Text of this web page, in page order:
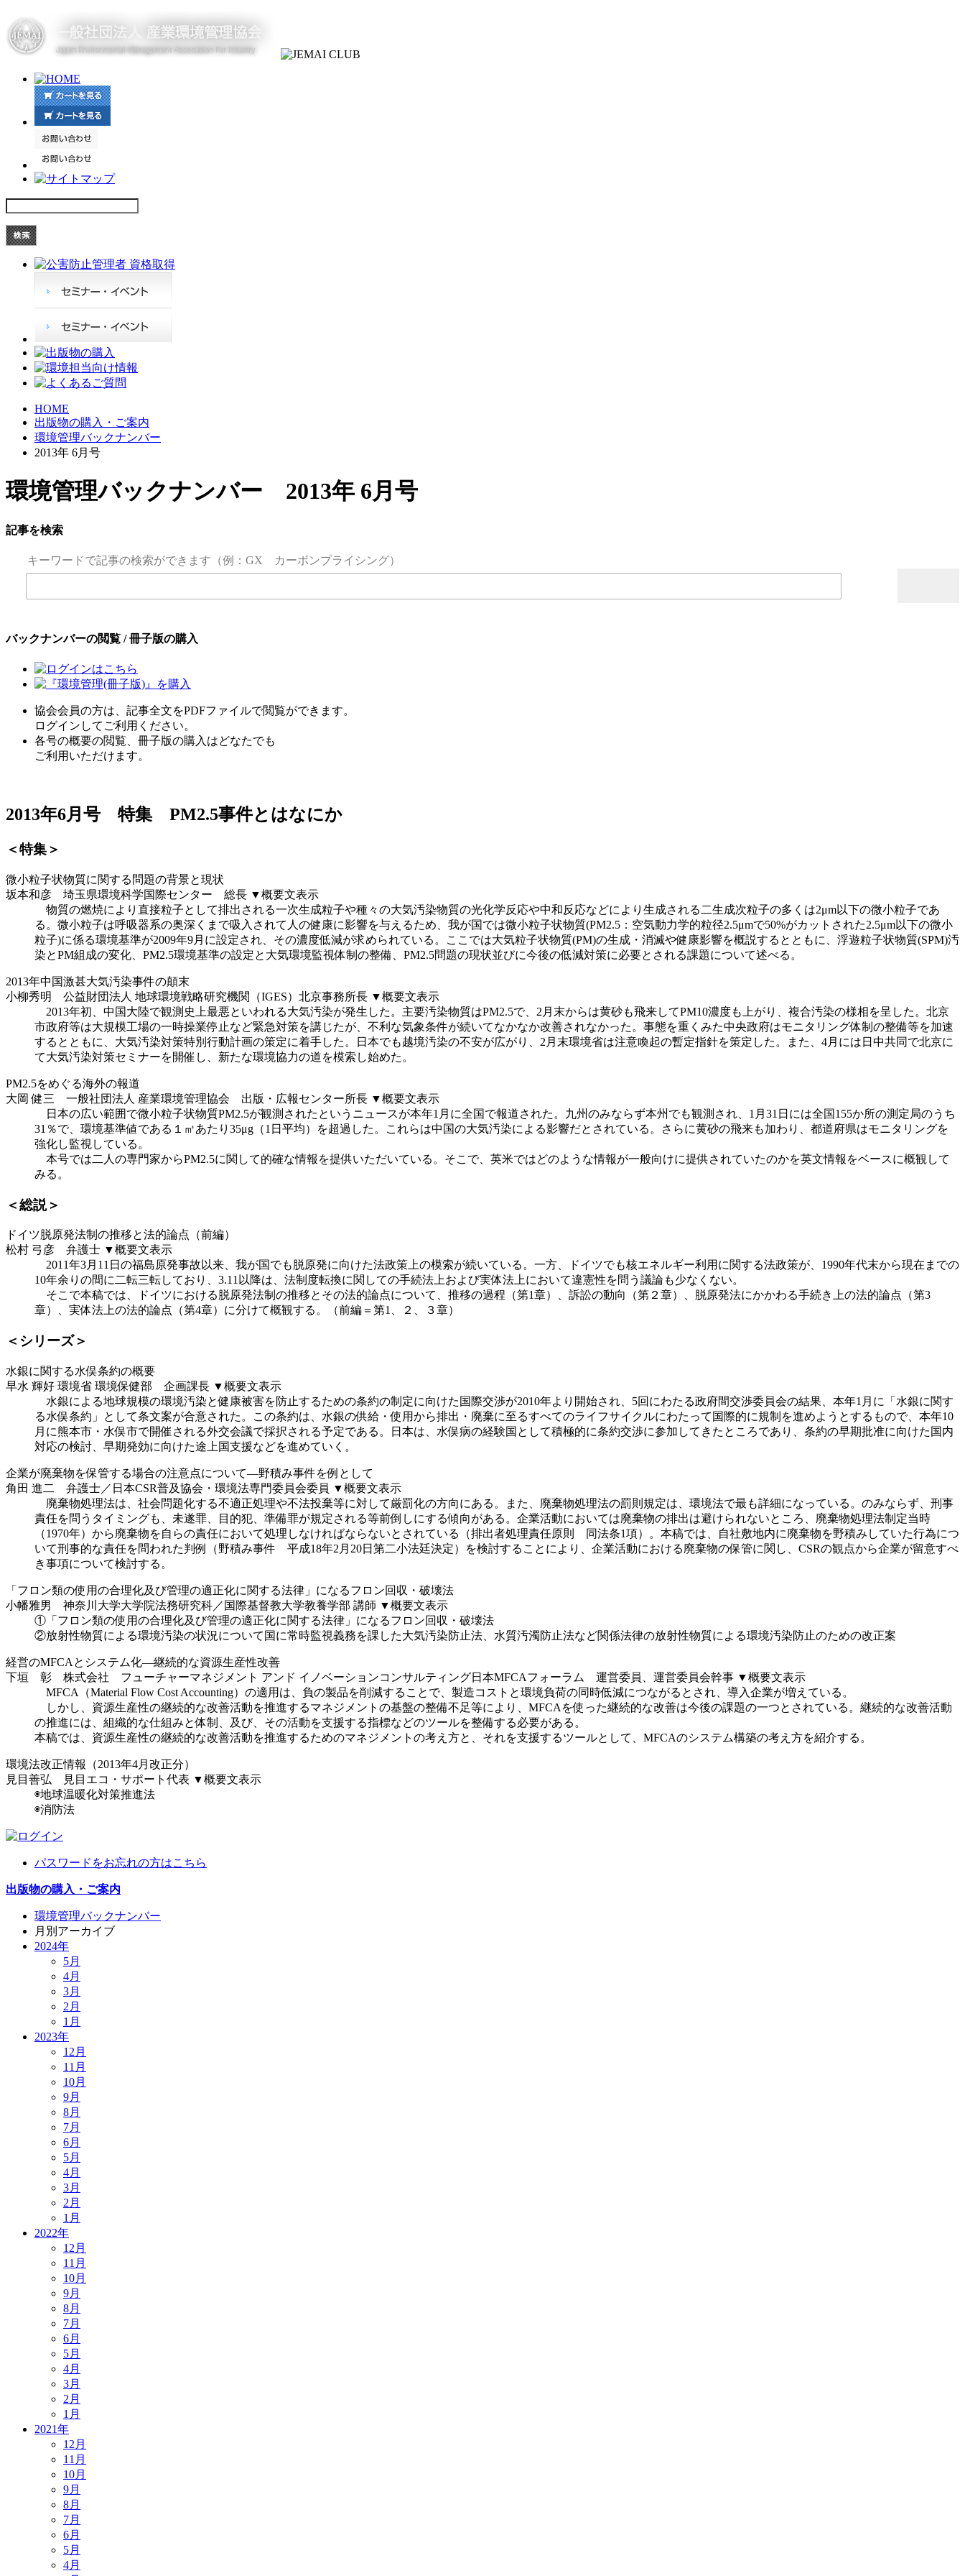
HOME
出版物の購入・ご案内
環境管理バックナンバー
2013年 6月号
環境管理バックナンバー 2013年 6月号
記事を検索
キーワードで記事の検索ができます（例：GX カーボンプライシング）
バックナンバーの閲覧 / 冊子版の購入
協会会員の方は、記事全文をPDFファイルで閲覧ができます。
ログインしてご利用ください。
各号の概要の閲覧、冊子版の購入はどなたでも
ご利用いただけます。
2013年6月号 特集 PM2.5事件とはなにか
＜特集＞
微小粒子状物質に関する問題の背景と現状
坂本和彦 埼玉県環境科学国際センター 総長 ▼概要文表示
物質の燃焼により直接粒子として排出される一次生成粒子や種々の大気汚染物質の光化学反応や中和反応などにより生成される二生成次粒子の多くは2μm以下の微小粒子であ
る。微小粒子は呼吸器系の奥深くまで吸入されて人の健康に影響を与えるため、我が国では微小粒子状物質(PM2.5：空気動力学的粒径2.5μmで50%がカットされた2.5μm以下の微小
粒子)に係る環境基準が2009年9月に設定され、その濃度低減が求められている。ここでは大気粒子状物質(PM)の生成・消滅や健康影響を概説するとともに、浮遊粒子状物質(SPM)汚
染とPM組成の変化、PM2.5環境基準の設定と大気環境監視体制の整備、PM2.5問題の現状並びに今後の低減対策に必要とされる課題について述べる。
2013年中国激甚大気汚染事件の顛末
小柳秀明 公益財団法人 地球環境戦略研究機関（IGES）北京事務所長 ▼概要文表示
2013年初、中国大陸で観測史上最悪といわれる大気汚染が発生した。主要汚染物質はPM2.5で、2月末からは黄砂も飛来してPM10濃度も上がり、複合汚染の様相を呈した。北京
市政府等は大規模工場の一時操業停止など緊急対策を講じたが、不利な気象条件が続いてなかなか改善されなかった。事態を重くみた中央政府はモニタリング体制の整備等を加速
するとともに、大気汚染対策特別行動計画の策定に着手した。日本でも越境汚染の不安が広がり、2月末環境省は注意喚起の暫定指針を策定した。また、4月には日中共同で北京に
て大気汚染対策セミナーを開催し、新たな環境協力の道を模索し始めた。
PM2.5をめぐる海外の報道
大岡 健三 一般社団法人 産業環境管理協会 出版・広報センター所長 ▼概要文表示
日本の広い範囲で微小粒子状物質PM2.5が観測されたというニュースが本年1月に全国で報道された。九州のみならず本州でも観測され、1月31日には全国155か所の測定局のうち
31％で、環境基準値である１㎥あたり35μg（1日平均）を超過した。これらは中国の大気汚染による影響だとされている。さらに黄砂の飛来も加わり、都道府県はモニタリングを
強化し監視している。
本号では二人の専門家からPM2.5に関して的確な情報を提供いただいている。そこで、英米ではどのような情報が一般向けに提供されていたのかを英文情報をベースに概観して
みる。
＜総説＞
ドイツ脱原発法制の推移と法的論点（前編）
松村 弓彦 弁護士 ▼概要文表示
2011年3月11日の福島原発事故以来、我が国でも脱原発に向けた法政策上の模索が続いている。一方、ドイツでも核エネルギー利用に関する法政策が、1990年代末から現在までの
10年余りの間に二転三転しており、3.11以降は、法制度転換に関しての手続法上および実体法上において違憲性を問う議論も少なくない。
そこで本稿では、ドイツにおける脱原発法制の推移とその法的論点について、推移の過程（第1章）、訴訟の動向（第２章）、脱原発法にかかわる手続き上の法的論点（第3
章）、実体法上の法的論点（第4章）に分けて概観する。（前編＝第1、２、３章）
＜シリーズ＞
水銀に関する水俣条約の概要
早水 輝好 環境省 環境保健部 企画課長 ▼概要文表示
水銀による地球規模の環境汚染と健康被害を防止するための条約の制定に向けた国際交渉が2010年より開始され、5回にわたる政府間交渉委員会の結果、本年1月に「水銀に関す
る水俣条約」として条文案が合意された。この条約は、水銀の供給・使用から排出・廃棄に至るすべてのライフサイクルにわたって国際的に規制を進めようとするもので、本年10
月に熊本市・水俣市で開催される外交会議で採択される予定である。日本は、水俣病の経験国として積極的に条約交渉に参加してきたところであり、条約の早期批准に向けた国内
対応の検討、早期発効に向けた途上国支援などを進めていく。
企業が廃棄物を保管する場合の注意点について―野積み事件を例として
角田 進二 弁護士／日本CSR普及協会・環境法専門委員会委員 ▼概要文表示
廃棄物処理法は、社会問題化する不適正処理や不法投棄等に対して厳罰化の方向にある。また、廃棄物処理法の罰則規定は、環境法で最も詳細になっている。のみならず、刑事
責任を問うタイミングも、未遂罪、目的犯、準備罪が規定される等前倒しにする傾向がある。企業活動においては廃棄物の排出は避けられないところ、廃棄物処理法制定当時
（1970年）から廃棄物を自らの責任において処理しなければならないとされている（排出者処理責任原則 同法条1項）。本稿では、自社敷地内に廃棄物を野積みしていた行為につ
いて刑事的な責任を問われた判例（野積み事件 平成18年2月20日第二小法廷決定）を検討することにより、企業活動における廃棄物の保管に関し、CSRの観点から企業が留意すべ
き事項について検討する。
「フロン類の使用の合理化及び管理の適正化に関する法律」になるフロン回収・破壊法
小幡雅男 神奈川大学大学院法務研究科／国際基督教大学教養学部 講師 ▼概要文表示
①「フロン類の使用の合理化及び管理の適正化に関する法律」になるフロン回収・破壊法
②放射性物質による環境汚染の状況について国に常時監視義務を課した大気汚染防止法、水質汚濁防止法など関係法律の放射性物質による環境汚染防止のための改正案
経営のMFCAとシステム化―継続的な資源生産性改善
下垣 彰 株式会社 フューチャーマネジメント アンド イノベーションコンサルティング日本MFCAフォーラム 運営委員、運営委員会幹事 ▼概要文表示
MFCA（Material Flow Cost Accounting）の適用は、負の製品を削減することで、製造コストと環境負荷の同時低減につながるとされ、導入企業が増えている。
しかし、資源生産性の継続的な改善活動を推進するマネジメントの基盤の整備不足等により、MFCAを使った継続的な改善は今後の課題の一つとされている。継続的な改善活動
の推進には、組織的な仕組みと体制、及び、その活動を支援する指標などのツールを整備する必要がある。
本稿では、資源生産性の継続的な改善活動を推進するためのマネジメントの考え方と、それを支援するツールとして、MFCAのシステム構築の考え方を紹介する。
環境法改正情報（2013年4月改正分）
見目善弘 見目エコ・サポート代表 ▼概要文表示
◉地球温暖化対策推進法
◉消防法
パスワードをお忘れの方はこちら
出版物の購入・ご案内
環境管理バックナンバー
月別アーカイブ
2024年
5月
4月
3月
2月
1月
2023年
12月
11月
10月
9月
8月
7月
6月
5月
4月
3月
2月
1月
2022年
12月
11月
10月
9月
8月
7月
6月
5月
4月
3月
2月
1月
2021年
12月
11月
10月
9月
8月
7月
6月
5月
4月